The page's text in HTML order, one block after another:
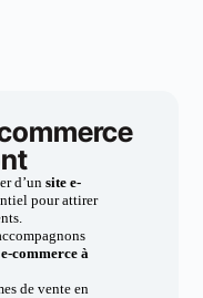
d’unsite e-
pour attirer
commerce à
de vente en